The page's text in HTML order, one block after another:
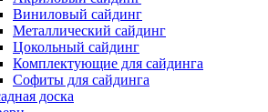
Виниловый сайдинг
Металлический сайдинг
Цокольный сайдинг
Комплектующие для сайдинга
Софиты для сайдинга
доска